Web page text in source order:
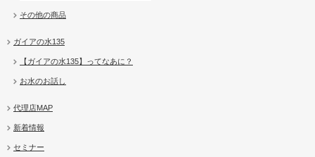
その他の商品
ガイアの水135
【ガイアの水135】ってなあに？
お水のお話し
代理店MAP
新着情報
セミナー